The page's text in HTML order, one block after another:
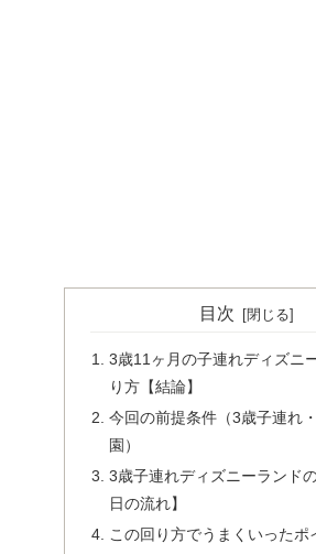
目次
3歳11ヶ月の子連れディズニ
り方【結論】
今回の前提条件（3歳子連れ
園）
3歳子連れディズニーランド
日の流れ】
この回り方でうまくいったポ